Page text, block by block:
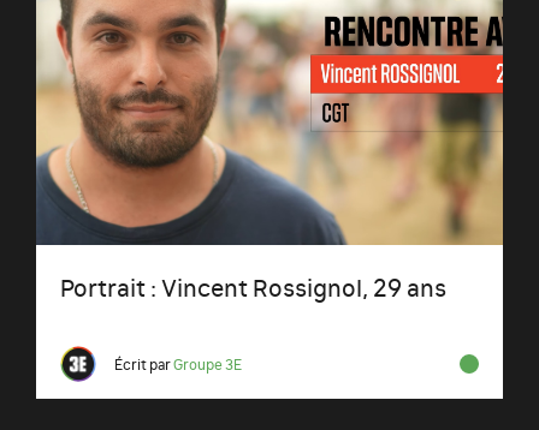
Portrait : Vincent Rossignol, 29 ans
Écrit parGroupe 3E